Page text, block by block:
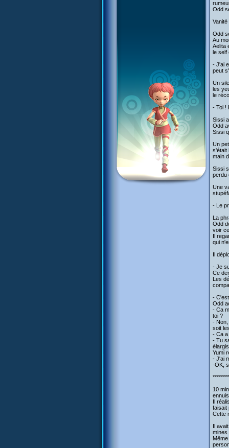
Odd
Odd
Au
Aelita
le self
- J'ai
peut
Un
les
le
- Toi !
Sissi
Odd
Sissi
Un
s'était
main
Sissi
perdu
Une
- Le
La
Odd
voir
Il
qui
Il
- Je
Ce
Les
-
Odd
- Ca
toi ?
- Non,
soit
- Ca a
- Tu
Yumi
- J'ai
-OK,
10
Il
faisait
Cette
Il
mines